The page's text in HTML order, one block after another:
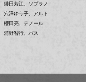
緋田芳江、ソプラノ
穴澤ゆう子、アルト
櫻田亮、テノール
浦野智行、バス